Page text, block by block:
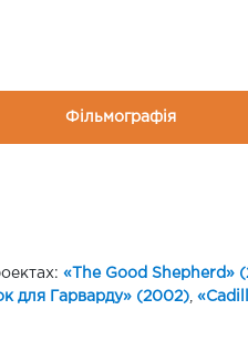
Фільмографія
«The Good Shepherd»
для Гарварду» (2002)